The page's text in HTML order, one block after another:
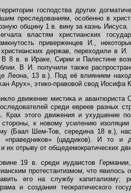
господства других
преследованиям, особенно в
общину 1 в. вину за казнь
властям христианских
приверженцев И.,
держав, переходили в
8 в. в Ираке, Сирии и Палестине
В И. получили также
Леона, 13 в.). Под её влиянием
Арух», этико-правовой свод
движение мистика и авантюриста
среди евреев разных
Крах этого движения и ухудшение
к новому усилению
(Баал Шем-Тов, середина 18 в.),
«праведников» (цаддиков). И то и
их отрыву от общедемократических
19 в. среди иудаистов
протестантизмом, что
его на службу капитализму;
и создания теократического